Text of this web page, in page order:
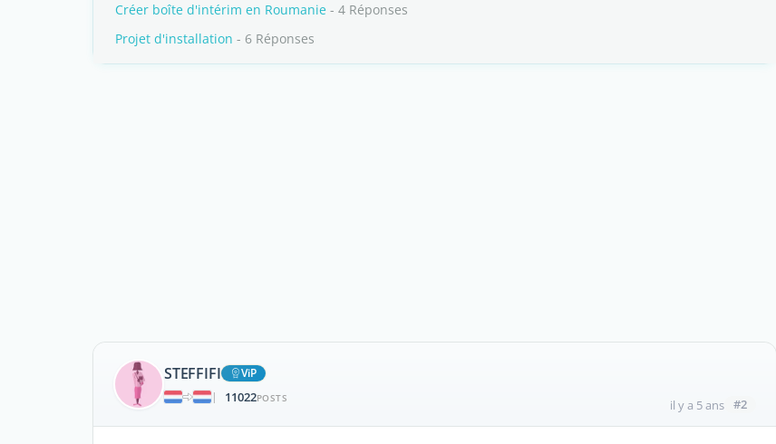
Créer boîte d'intérim en Roumanie - 4 Réponses
Projet d'installation - 6 Réponses
STEFFIFI
ViP
|
11022POSTS il y a 5 ans #2